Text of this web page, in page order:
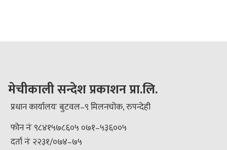
मेचीकाली सन्देश प्रकाशन प्रा.लि.
प्रधान कार्यालयः बुटवल–९ मिलनचोक, रुपन्देही
फोन नंः ९८४१५७८६०५ ०७१–५३६००५
दर्ता नंः २२३१/०७४–७५